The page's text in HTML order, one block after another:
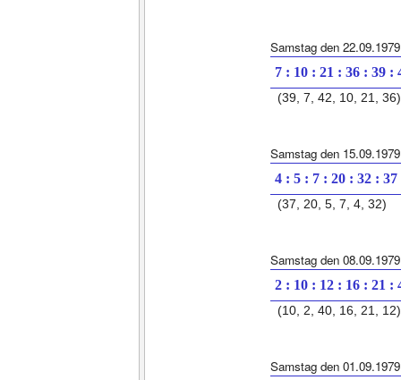
Samstag den 22.09.1979
7 : 10 : 21 : 36 : 39 :
(39, 7, 42, 10, 21, 36)
Samstag den 15.09.1979
4 : 5 : 7 : 20 : 32 : 37
(37, 20, 5, 7, 4, 32)
Samstag den 08.09.1979
2 : 10 : 12 : 16 : 21 :
(10, 2, 40, 16, 21, 12)
Samstag den 01.09.1979